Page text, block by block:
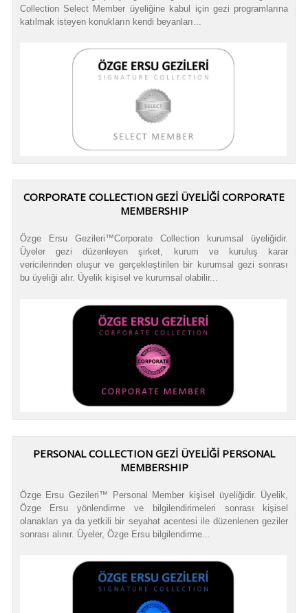
Collection Select Member üyeliğine kabul için gezi programlarına
katılmak isteyen konukların kendi beyanları...
CORPORATE COLLECTION GEZİ ÜYELİĞİ CORPORATE
MEMBERSHIP
Özge Ersu Gezileri™Corporate Collection kurumsal üyeliğidir.
Üyeler gezi düzenleyen şirket, kurum ve kuruluş karar
vericilerinden oluşur ve gerçekleştirilen bir kurumsal gezi sonrası
bu üyeliği alır. Üyelik kişisel ve kurumsal olabilir...
PERSONAL COLLECTION GEZİ ÜYELİĞİ PERSONAL
MEMBERSHIP
Özge Ersu Gezileri™ Personal Member kişisel üyeliğidir. Üyelik,
Özge Ersu yönlendirme ve bilgilendirimeleri sonrası kişisel
olanakları ya da yetkili bir seyahat acentesi ile düzenlenen geziler
sonrası alınır. Üyeler, Özge Ersu bilgilendirme...